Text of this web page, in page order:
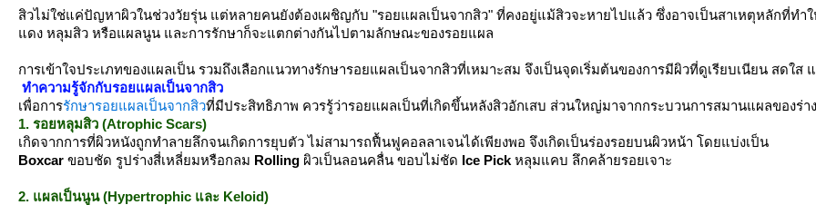
สิวไม่ใช่แค่ปัญหาผิวในช่วงวัยรุ่น แต่หลายคนยังต้องเผชิญกับ "รอยแผลเป็นจากสิว" ที่คงอยู่แม้สิวจะหายไปแล้ว ซึ่งอาจเป็นสาเหตุหลักที่ท
ดง หลุมสิว หรือแผลนูน และการรักษาก็จะแตกต่างกันไปตามลักษณะของรอยแผล
การเข้าใจประเภทของแผลเป็น รวมถึงเลือกแนวทางรักษารอยแผลเป็นจากสิวที่เหมาะสม จึงเป็นจุดเริ่มต้นของการมีผิวที่ดูเรียบเนียน สดใส
ทำความรู้จักกับรอยแผลเป็นจากสิว
เพื่อการรักษารอยแผลเป็นจากสิวที่มีประสิทธิภาพ ควรรู้ว่ารอยแผลเป็นที่เกิดขึ้นหลังสิวอักเสบ ส่วนใหญ่มาจากกระบวนการสมานแผลของร่
1. รอยหลุมสิว (Atrophic Scars)
เกิดจากการที่ผิวหนังถูกทำลายลึกจนเกิดการยุบตัว ไม่สามารถฟื้นฟูคอลลาเจนได้เพียงพอ จึงเกิดเป็นร่องรอยบนผิวหน้า โดยแบ่งเป็น
Boxcar ขอบชัด รูปร่างสี่เหลี่ยมหรือกลม Rolling ผิวเป็นลอนคลื่น ขอบไม่ชัด Ice Pick หลุมแคบ ลึกคล้ายรอยเจาะ
2. แผลเป็นนูน (Hypertrophic และ Keloid)